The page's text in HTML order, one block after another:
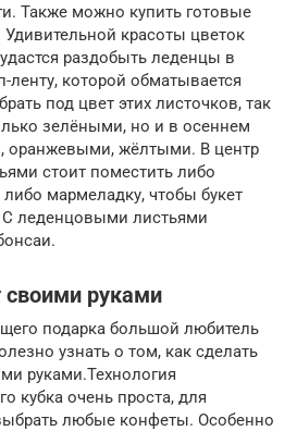
Также можно купить готовые
красоты цветок
раздобыть леденцы в
которой обматывается
под цвет этих листочков, так
зелёными, но и в осеннем
оранжевыми, жёлтыми. В центр
стоит поместить либо
мармеладку, чтобы букет
С леденцовыми листьями
своими руками
подарка большой любитель
узнать о том, как сделать
руками.Технология
кубка очень проста, для
любые конфеты. Особенно